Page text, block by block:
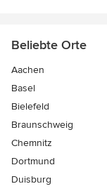
Beliebte Orte
Aachen
Basel
Bielefeld
Braunschweig
Chemnitz
Dortmund
Duisburg